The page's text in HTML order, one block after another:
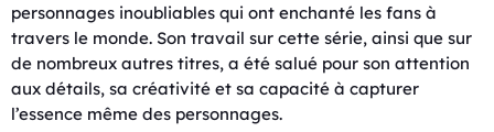
personnages inoubliables qui ont enchanté les fans à
travers le monde. Son travail sur cette série, ainsi que sur
de nombreux autres titres, a été salué pour son attention
aux détails, sa créativité et sa capacité à capturer
l’essence même des personnages.